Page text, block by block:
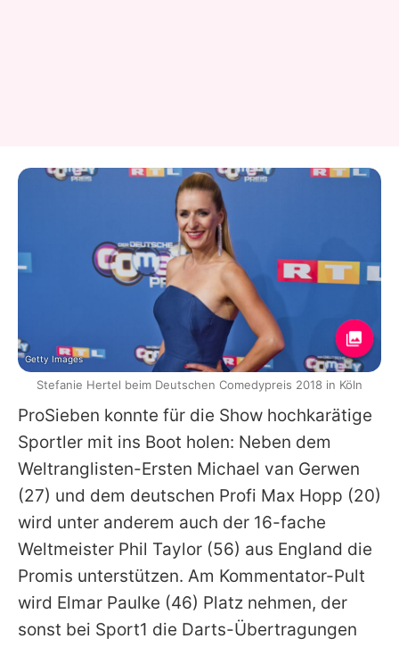
ProSieben konnte für die Show hochkarätige
Sportler mit ins Boot holen: Neben dem
Weltranglisten-Ersten Michael van Gerwen
(27) und dem deutschen Profi Max Hopp (20)
wird unter anderem auch der 16-fache
Weltmeister Phil Taylor (56) aus England die
Promis unterstützen. Am Kommentator-Pult
wird Elmar Paulke (46) Platz nehmen, der
sonst bei Sport1 die Darts-Übertragungen
Getty Images
Stefanie Hertel beim Deutschen Comedypreis 2018 in Köln